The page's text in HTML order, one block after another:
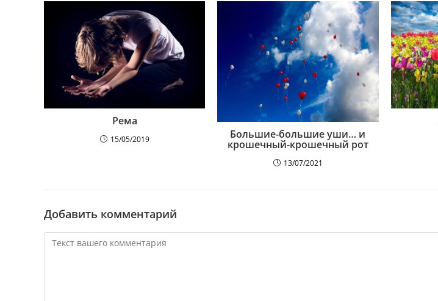
Рема
15/05/2019 Большие-большие уши… и
крошечный-крошечный рот
13/07/2021
Добавить комментарий